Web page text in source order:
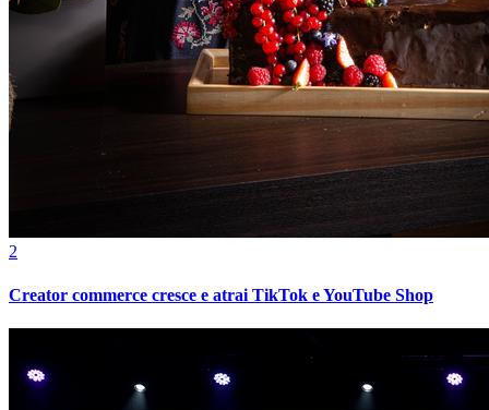
Atlético-MG
2
Creator commerce cresce e atrai TikTok e YouTube Shop